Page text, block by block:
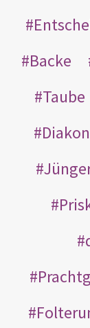
Backe
Taube